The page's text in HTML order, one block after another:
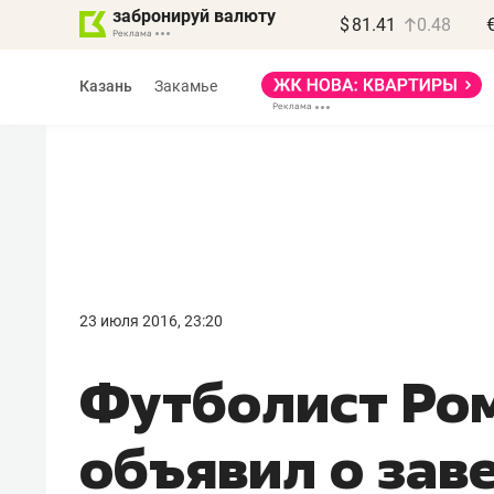
забронируй валюту $ 81.41 0.48
Казань Закамье
23 июля 2016, 23:20
Футболист
объявил о
правил, бизнес может
потерять минимум